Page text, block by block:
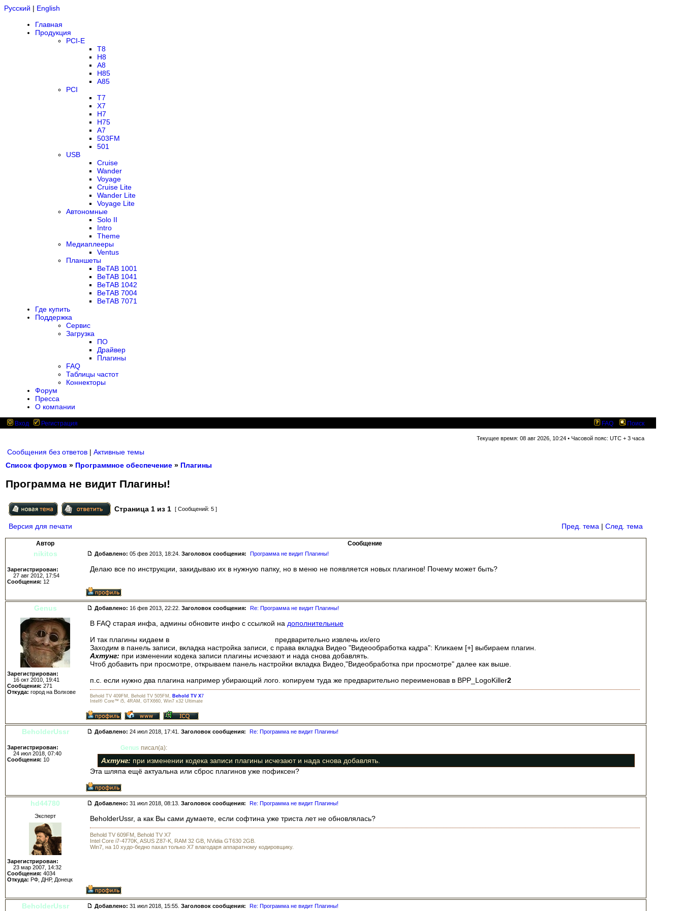
Русский | English
Главная
Продукция
PCI-E
T8
H8
A8
H85
A85
PCI
T7
X7
H7
H75
A7
503FM
501
USB
Cruise
Wander
Voyage
Cruise Lite
Wander Lite
Voyage Lite
Автономные
Solo II
Intro
Theme
Медиаплееры
Ventus
Планшеты
BeTAB 1001
BeTAB 1041
BeTAB 1042
BeTAB 7004
BeTAB 7071
Где купить
Поддержка
Сервис
Загрузка
ПО
Драйвер
Плагины
FAQ
Таблицы частот
Коннекторы
Форум
Пресса
О компании
Вход Регистрация FAQ Поиск
Текущее время: 08 авг 2026, 10:24 • Часовой пояс: UTC + 3 часа
Сообщения без ответов | Активные темы
Список форумов » Программное обеспечение » Плагины
Программа не видит Плагины!
Страница 1 из 1 [ Сообщений: 5 ]
Версия для печати Пред. тема | След. тема
Автор Сообщение
nikitos Добавлено: 05 фев 2013, 18:24. Заголовок сообщения: Программа не видит Плагины!
Зарегистрирован:
27 авг 2012, 17:54
Сообщения: 12
Делаю все по инструкции, закидываю их в нужную папку, но в меню не появляется новых плагинов! Почему может быть?
Genus Добавлено: 16 фев 2013, 22:22. Заголовок сообщения: Re: Программа не видит Плагины!
Зарегистрирован:
16 окт 2010, 19:41
Сообщения: 271
Откуда: город на Волхове
В FAQ старая инфа, админы обновите инфо с ссылкой на дополнительные
И так плагины кидаем в
предварительно извлечь их/его
Заходим в панель записи, вкладка настройка записи, с права вкладка Видео "Видеообработка кадра": Кликаем [+] выбираем плагин.
Ахтунг: при изменении кодека записи плагины исчезают и нада снова добавлять.
Чтоб добавить при просмотре, открываем панель настройки вкладка Видео,"Видеобработка при просмотре" далее как выше.
п.с. если нужно два плагина например убирающий лого. копируем туда же предварительно переименовав в BPP_LogoKiller2
Behold TV 409FM, Behold TV 505FM, Behold TV X7
Intel® Core™ i5, 4RAM, GTX660, Win7 x32 Ultimate
BeholderUssr Добавлено: 24 июл 2018, 17:41. Заголовок сообщения: Re: Программа не видит Плагины!
Зарегистрирован:
24 июл 2018, 07:40
Сообщения: 10
Genus писал(а):
Ахтунг: при изменении кодека записи плагины исчезают и нада снова добавлять.
Эта шляпа ещё актуальна или сброс плагинов уже пофиксен?
hd44780 Добавлено: 31 июл 2018, 08:13. Заголовок сообщения: Re: Программа не видит Плагины!
Эксперт
Зарегистрирован:
23 мар 2007, 14:32
Сообщения: 4034
Откуда: РФ, ДНР, Донецк
BeholderUssr, а как Вы сами думаете, если софтина уже триста лет не обновлялась?
Behold TV 609FM, Behold TV X7
Intel Core i7-4770K, ASUS Z87-K, RAM 32 GB, NVidia GT630 2GB.
Win7, на 10 худо-бедно пахал только X7 влагодаря аппаратному кодировщику.
BeholderUssr Добавлено: 31 июл 2018, 15:55. Заголовок сообщения: Re: Программа не видит Плагины!